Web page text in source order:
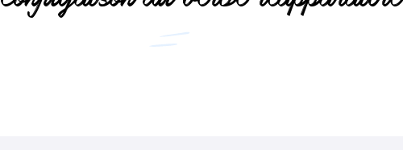
Flashcards Collège